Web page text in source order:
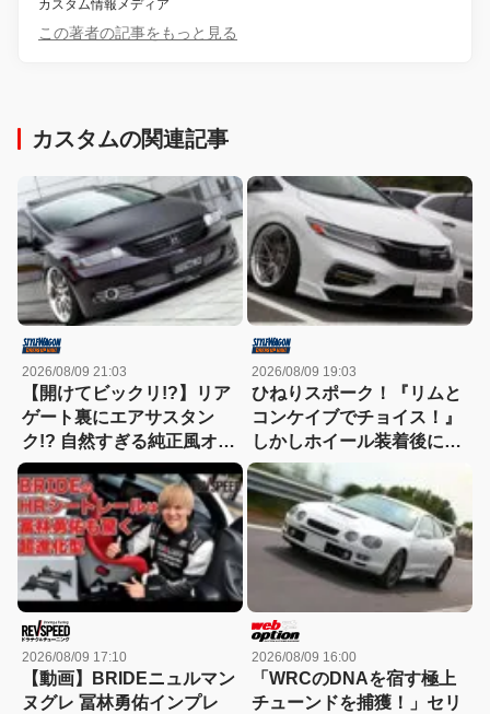
カスタム情報メディア
この著者の記事をもっと見る
カスタムの関連記事
2026/08/09 21:03
【開けてビックリ!?】リア
ゲート裏にエアサスタン
ク!? 自然すぎる純正風オバ
フェンとキャンディレッド
の目元で魅せるRB1オデッ
セイが凄すぎる！
2026/08/09 19:03
ひねりスポーク！『リムと
コンケイブでチョイス！』
しかしホイール装着後にリ
アアームを投入した結果、
ツラ具合があまくなってし
まうという事態に！
2026/08/09 17:10
【動画】BRIDEニュルマン
ヌグレ 冨林勇佑インプレ
2026/08/09 16:00
「WRCのDNAを宿す極上
チューンドを捕獲！」セリ